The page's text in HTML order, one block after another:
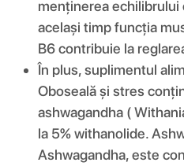
menținerea
același timp funcția
B6 contribuie la
În plus, suplimentul
Oboseală și stres
ashwagandha (
la 5% withanolide.
Ashwagandha, este